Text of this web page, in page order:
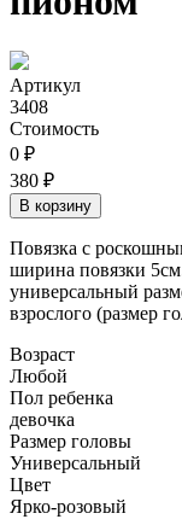
Артикул
3408
Стоимость
0 ₽
380 ₽
Повязка с
ширина повязки
универсальный
взрослого (размер
Возраст
Любой
Пол ребенка
девочка
Размер головы
Универсальный
Цвет
Ярко-розовый